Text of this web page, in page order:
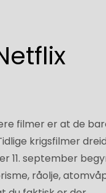
filmer er at de
krigsfilmer
11. september
råolje,